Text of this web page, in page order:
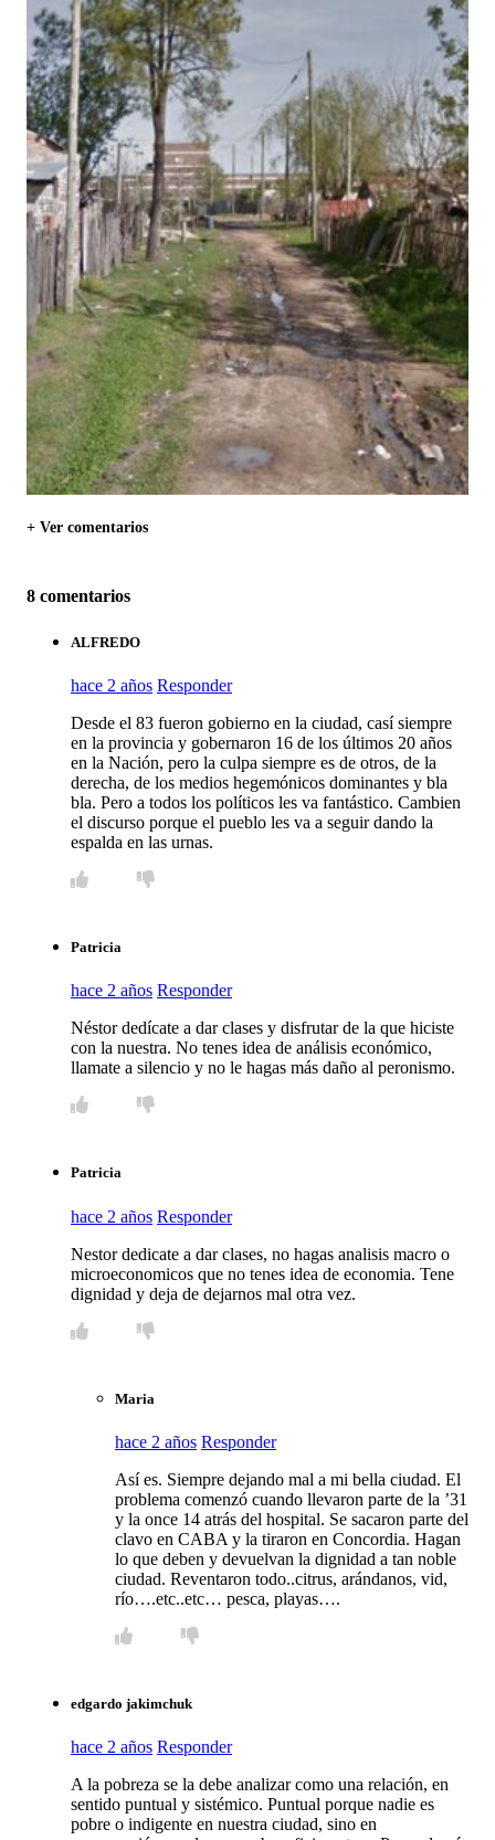
+ Ver comentarios
8 comentarios
ALFREDO
hace 2 años Responder
Desde el 83 fueron gobierno en la ciudad, casí siempre
en la provincia y gobernaron 16 de los últimos 20 años
en la Nación, pero la culpa siempre es de otros, de la
derecha, de los medios hegemónicos dominantes y bla
bla. Pero a todos los políticos les va fantástico. Cambien
el discurso porque el pueblo les va a seguir dando la
espalda en las urnas.
Patricia
hace 2 años Responder
Néstor dedícate a dar clases y disfrutar de la que hiciste
con la nuestra. No tenes idea de análisis económico,
llamate a silencio y no le hagas más daño al peronismo.
Patricia
hace 2 años Responder
Nestor dedicate a dar clases, no hagas analisis macro o
microeconomicos que no tenes idea de economia. Tene
dignidad y deja de dejarnos mal otra vez.
Maria
hace 2 años Responder
Así es. Siempre dejando mal a mi bella ciudad. El
problema comenzó cuando llevaron parte de la ’31
y la once 14 atrás del hospital. Se sacaron parte del
clavo en CABA y la tiraron en Concordia. Hagan
lo que deben y devuelvan la dignidad a tan noble
ciudad. Reventaron todo..citrus, arándanos, vid,
río….etc..etc… pesca, playas….
edgardo jakimchuk
hace 2 años Responder
A la pobreza se la debe analizar como una relación, en
sentido puntual y sistémico. Puntual porque nadie es
pobre o indigente en nuestra ciudad, sino en